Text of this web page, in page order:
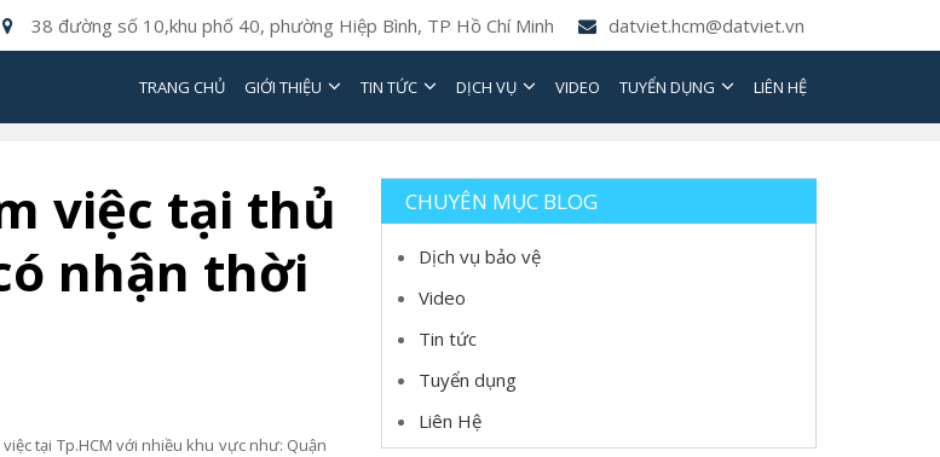
38 đường số 10,khu phố 40, phường Hiệp Bình, TP Hồ Chí Minh datviet.hcm@datviet.vn
TRANG CHỦ GIỚI THIỆU TIN TỨC DỊCH VỤ VIDEO TUYỂN DỤNG LIÊN HỆ
việc tại thủ
nhận thời
tại Tp.HCM với nhiều khu vực như: Quận
CHUYÊN MỤC BLOG
Dịch vụ bảo vệ
Video
Tin tức
Tuyển dụng
Liên Hệ